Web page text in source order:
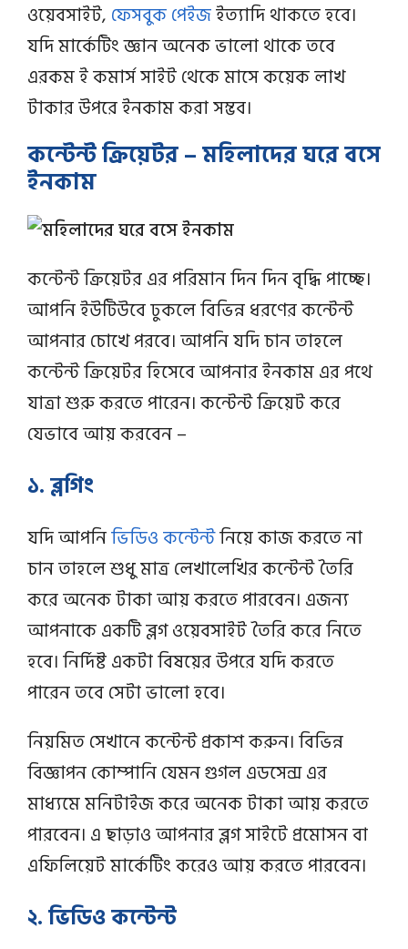
ওয়েবসাইট, ফেসবুক পেইজইত্যাদি থাকতে হবে।
যদি মার্কেটিং জ্ঞান অনেক ভালো থাকে তবে
এরকম ই কমার্স সাইট থেকে মাসে কয়েক লাখ
টাকার উপরে ইনকাম করা সম্ভব।
কন্টেন্ট ক্রিয়েটর – মহিলাদের ঘরে বসে
ইনকাম
কন্টেন্ট ক্রিয়েটর এর পরিমান দিন দিন বৃদ্ধি পাচ্ছে।
আপনি ইউটিউবে ঢুকলে বিভিন্ন ধরণের কন্টেন্ট
আপনার চোখে পরবে। আপনি যদি চান তাহলে
কন্টেন্ট ক্রিয়েটর হিসেবে আপনার ইনকাম এর পথে
যাত্রা শুরু করতে পারেন। কন্টেন্ট ক্রিয়েট করে
যেভাবে আয় করবেন –
১. ব্লগিং
যদি আপনিভিডিও কন্টেন্টনিয়ে কাজ করতে না
চান তাহলে শুধু মাত্র লেখালেখির কন্টেন্ট তৈরি
করে অনেক টাকা আয় করতে পারবেন। এজন্য
আপনাকে একটি ব্লগ ওয়েবসাইট তৈরি করে নিতে
হবে। নির্দিষ্ট একটা বিষয়ের উপরে যদি করতে
পারেন তবে সেটা ভালো হবে।
নিয়মিত সেখানে কন্টেন্ট প্রকাশ করুন। বিভিন্ন
বিজ্ঞাপন কোম্পানি যেমন গুগল এডসেন্স এর
মাধ্যমে মনিটাইজ করে অনেক টাকা আয় করতে
পারবেন। এ ছাড়াও আপনার ব্লগ সাইটে প্রমোসন বা
এফিলিয়েট মার্কেটিং করেও আয় করতে পারবেন।
২. ভিডিও কন্টেন্ট